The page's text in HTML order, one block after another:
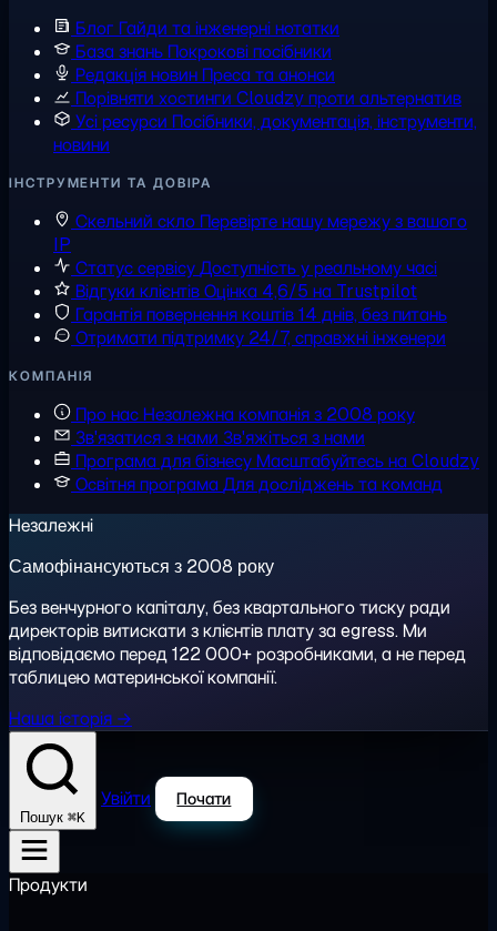
Блог Гайди та інженерні нотатки
База знань Покрокові посібники
Редакція новин Преса та анонси
Порівняти хостинги Cloudzy проти альтернатив
Усі ресурси Посібники, документація, інструменти,
новини
ІНСТРУМЕНТИ ТА ДОВІРА
Скельний скло Перевірте нашу мережу з вашого
IP
Статус сервісуДоступність у реальному часі
Відгуки клієнтівОцінка 4,6/5 на Trustpilot
Гарантія повернення коштів14 днів, без питань
Отримати підтримку 24/7, справжні інженери
КОМПАНІЯ
Про насНезалежна компанія з 2008 року
Зв'язатися з нами Зв'яжіться з нами
Програма для бізнесуМасштабуйтесь на Cloudzy
Освітня програмаДля досліджень та команд
Незалежні
Самофінансуються з 2008 року
Без венчурного капіталу, без квартального тиску ради
директорів витискати з клієнтів плату за egress. Ми
відповідаємо перед 122 000+ розробниками, а не перед
таблицею материнської компанії.
Наша історія →
Пошук ⌘K
Увійти Почати
Продукти